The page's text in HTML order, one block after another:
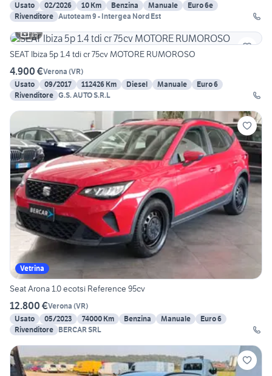
Usato
02/2026 10 Km Benzina Manuale
Euro 6e
Rivenditore Autoteam 9 - Intergea Nord Est
15
SEAT Ibiza 5p 1.4 tdi cr 75cv MOTORE RUMOROSO
4.900 €Verona (VR)
Usato
09/2017 112426 Km Diesel Manuale
Euro 6
Rivenditore G.S. AUTO S.R.L
Vetrina
Seat Arona 1.0 ecotsi Reference 95cv
12.800 €Verona (VR)
Usato
05/2023 74000 Km Benzina Manuale
Euro 6
Rivenditore BERCAR SRL